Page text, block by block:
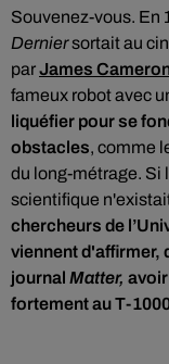
Souvenez-vous. En
Derniersortait au
parJames
fameux robot avec
liquéfier pour se
obstacles, comme
du long-métrage. Si
scientifique
chercheurs de
viennent d'affirmer,
journal Matter,
fortement au T-